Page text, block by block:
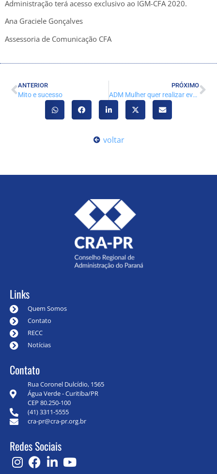
Administração terá acesso exclusivo ao IGM-CFA 2020.
Ana Graciele Gonçalves
Assessoria de Comunicação CFA
ANTERIOR
Mito e sucesso
PRÓXIMO
ADM Mulher quer realizar eventos virtuais até o fim do ano
voltar
Links
Quem Somos
Contato
RECC
Notícias
Contato
Rua Coronel Dulcídio, 1565
Água Verde - Curitiba/PR
CEP 80.250-100
(41) 3311-5555
cra-pr@cra-pr.org.br
Redes Sociais